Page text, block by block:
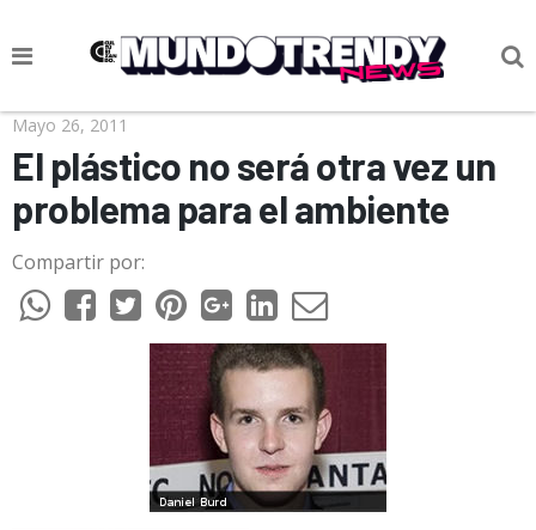
NOTICIAS
CULTURA POP
CIENCIA Y TECNOLOGÍA
VIDA
SOCIEDAD
CULTURIZANDO.COM
Mayo 26, 2011
El plástico no será otra vez un
problema para el ambiente
Compartir por: